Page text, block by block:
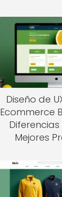
Diseño de
Ecommerce
Mejores